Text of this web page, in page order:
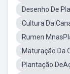
Desenho De
Cultura Da
Rumen
Maturação Da
Plantação